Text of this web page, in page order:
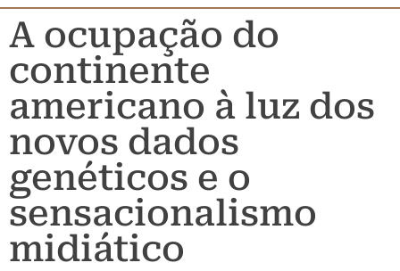
A ocupação do
continente
americano à luz dos
novos dados
genéticos e o
sensacionalismo
midiático